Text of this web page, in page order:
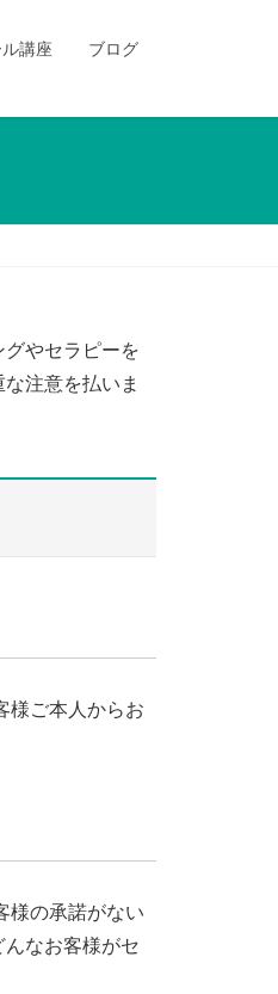
講座 ブログ
グやセラピーを
注意を払いま
様ご本人からお
様の承諾がない
なお客様がセ